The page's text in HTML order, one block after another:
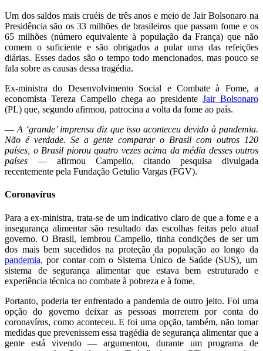
Um dos saldos mais cruéis de três anos e meio de Jair Bolsonaro na
Presidência são os 33 milhões de brasileiros que passam fome e os
65 milhões (número equivalente à população da França) que não
comem o suficiente e são obrigados a pular uma das refeições
diárias. Esses dados são o tempo todo mencionados, mas pouco se
fala sobre as causas dessa tragédia.
Ex-ministra do Desenvolvimento Social e Combate à Fome, a
economista Tereza Campello chega ao presidenteJair Bolsonaro
(PL) que, segundo afirmou, patrocina a volta da fome ao país.
— A ‘grande’ imprensa diz que isso aconteceu devido à pandemia.
Não é verdade. Se a gente comparar o Brasil com outros 120
países, o Brasil piorou quatro vezes acima da média desses outros
países — afirmou Campello, citando pesquisa divulgada
recentemente pela Fundação Getulio Vargas (FGV).
Coronavírus
Para a ex-ministra, trata-se de um indicativo claro de que a fome e a
insegurança alimentar são resultado das escolhas feitas pelo atual
governo. O Brasil, lembrou Campello, tinha condições de ser um
dos mais bem sucedidos na proteção da população ao longo da
pandemia, por contar com o Sistema Único de Saúde (SUS), um
sistema de segurança alimentar que estava bem estruturado e
experiência técnica no combate à pobreza e à fome.
Portanto, poderia ter enfrentado a pandemia de outro jeito. Foi uma
opção do governo deixar as pessoas morrerem por conta do
coronavírus, como aconteceu. E foi uma opção, também, não tomar
medidas que prevenissem essa tragédia de segurança alimentar que a
gente está vivendo — argumentou, durante um programa de